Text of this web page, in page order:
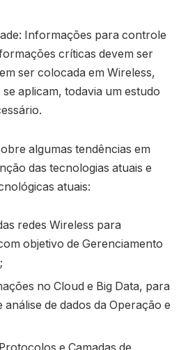
Informações para controle
críticas devem ser
ser colocada em Wireless,
aplicam, todavia um estudo
algumas tendências em
das tecnologias atuais e
atuais:
redes Wireless para
objetivo de Gerenciamento
no Cloud e Big Data, para
de dados da Operação e